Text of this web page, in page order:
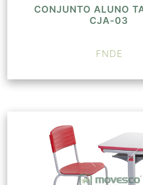
CONJUNTO ALUNO
CJA-03
FNDE